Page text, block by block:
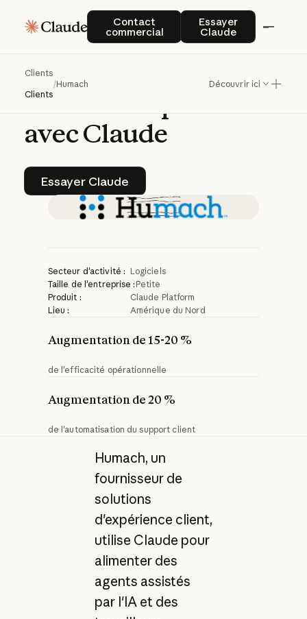
Contact
commercial
Contact commercial
Essayer
Claude
Essayer Claude
Clients
Clients
/Humach Découvrir ici
Humachamélioreses
solutions
d'expérience
client
alimentées
avecClaude
Essayer Claude
Essayer Claude
Secteur d'activité : Logiciels
Taille de l'entreprise : Petite
Produit :
Claude Platform
Lieu :
Amérique du Nord
Augmentation de 15-20 %
de l'efficacité opérationnelle
Augmentation de 20 %
de l'automatisation du support client
Humach, un
fournisseur de
solutions
d'expérience client,
utilise Claude pour
alimenter des
agents assistés
par l'IA et des